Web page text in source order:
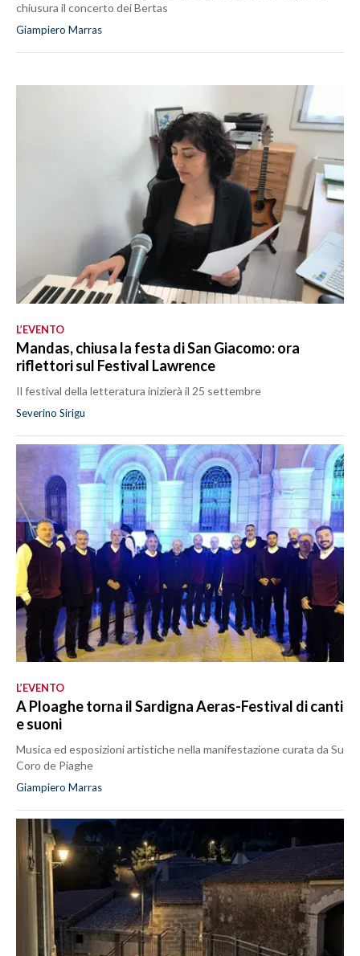
chiusura il concerto dei Bertas
Giampiero Marras
L’EVENTO
Mandas, chiusa la festa di San Giacomo: ora
riflettori sul Festival Lawrence
Il festival della letteratura inizierà il 25 settembre
Severino Sirigu
L’EVENTO
A Ploaghe torna il Sardigna Aeras-Festival di canti
e suoni
Musica ed esposizioni artistiche nella manifestazione curata da Su
Coro de Piaghe
Giampiero Marras